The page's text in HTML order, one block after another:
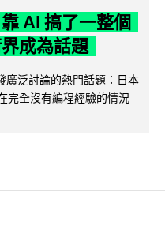
AI 搞了一整個
成為話題
廣泛討論的熱門話題：日本
完全沒有編程經驗的情況